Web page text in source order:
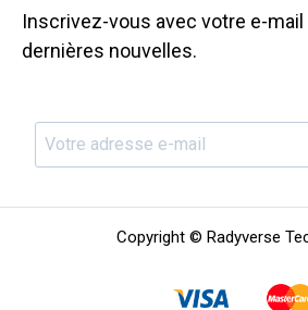
Inscrivez-vous avec votre e-
dernières nouvelles.
Copyright © Radyverse